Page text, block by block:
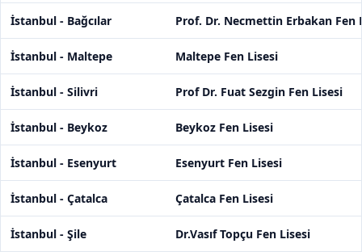
İstanbul - Bağcılar Prof. Dr. Necmettin Erbakan Fen
İstanbul - Maltepe Maltepe Fen Lisesi
İstanbul - Silivri Prof Dr. Fuat Sezgin Fen Lisesi
İstanbul - Beykoz Beykoz Fen Lisesi
İstanbul - Esenyurt Esenyurt Fen Lisesi
İstanbul - Çatalca Çatalca Fen Lisesi
İstanbul - Şile Dr.Vasıf Topçu Fen Lisesi